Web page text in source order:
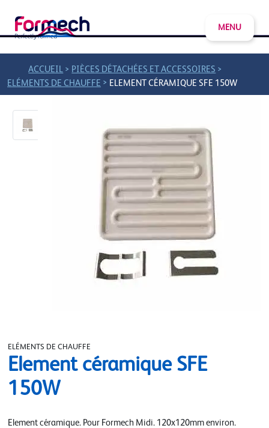
MENU
ACCUEIL > PIÈCES DÉTACHÉES ET ACCESSOIRES >
ELÉMENTS DE CHAUFFE > ELEMENT CÉRAMIQUE SFE 150W
ELÉMENTS DE CHAUFFE
Element céramique SFE
150W
Element céramique. Pour Formech Midi. 120x120mm environ.